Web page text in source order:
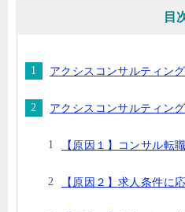
目
アクシスコンサルティン
アクシスコンサルティン
【原因１】コンサル転
【原因２】求人条件に